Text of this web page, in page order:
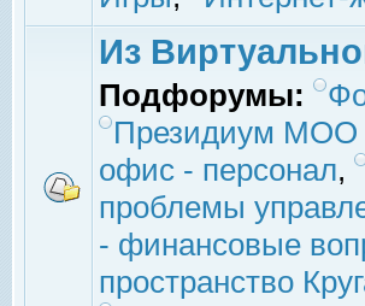
Из
Подфорумы:
Президиум МОО
офис - персонал,
проблемы
- финансовые
пространство